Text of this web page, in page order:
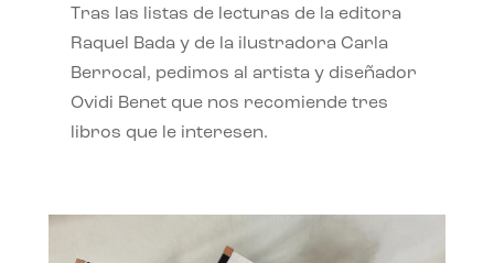
Tras las listas de lecturas de la editora
Raquel Bada y de la ilustradora Carla
Berrocal, pedimos al artista y diseñador
Ovidi Benet que nos recomiende tres
libros que le interesen.